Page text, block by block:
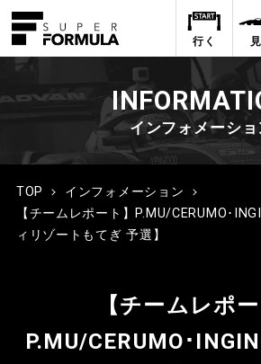
行く
インフォメーショ
TOP
インフォメーション
【チームレポート】P.MU/CERUMO･
ィリゾートもてぎ 予選】
【チームレポー
P.MU/CERUMO･